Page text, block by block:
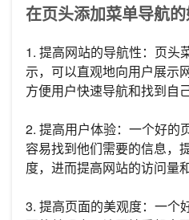
在页头添加菜单导航
1. 提高网站的导航性：页头
示，可以直观地向用户展示
方便用户快速导航和找到自
2. 提高用户体验：一个好的
容易找到他们需要的信息，
度，进而提高网站的访问量
3. 提高页面的美观度：一个